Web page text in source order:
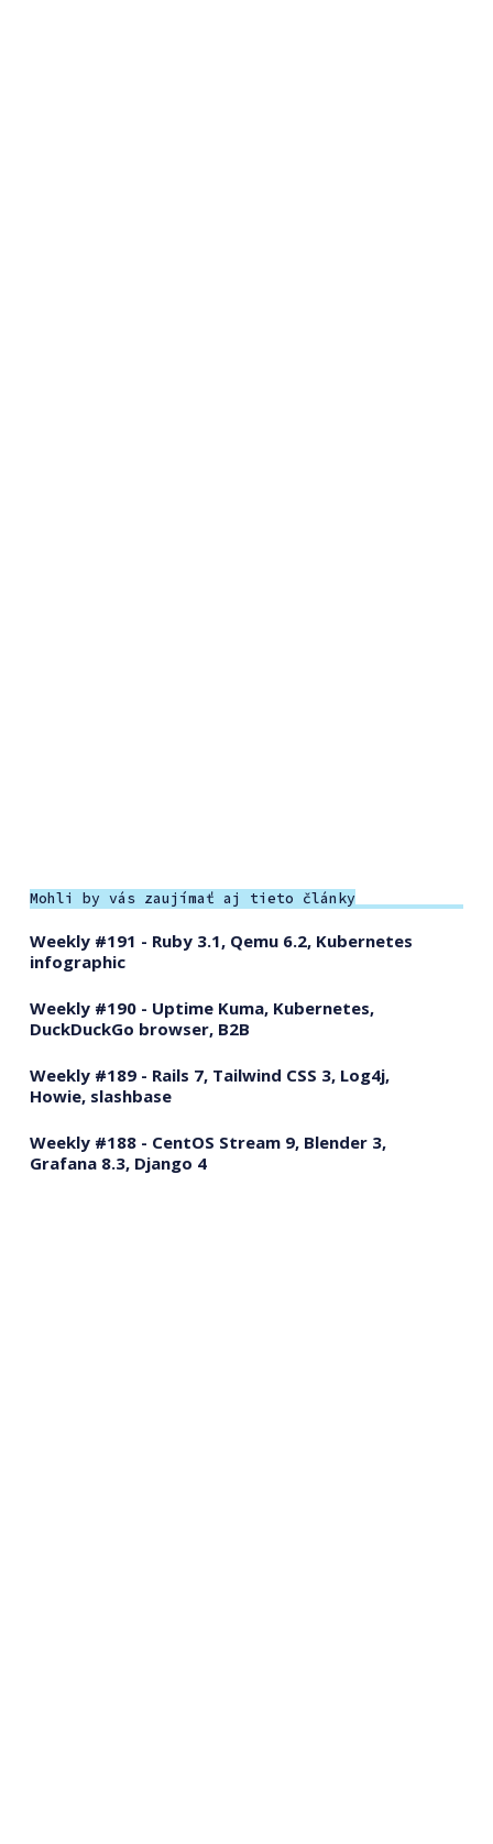
Mohli by vás zaujímať aj tieto články
Weekly #191 - Ruby 3.1, Qemu 6.2, Kubernetes
infographic
Weekly #190 - Uptime Kuma, Kubernetes,
DuckDuckGo browser, B2B
Weekly #189 - Rails 7, Tailwind CSS 3, Log4j,
Howie, slashbase
Weekly #188 - CentOS Stream 9, Blender 3,
Grafana 8.3, Django 4